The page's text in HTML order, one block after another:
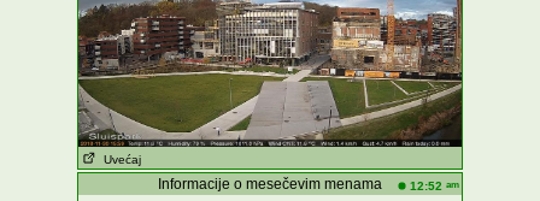
Uvećaj
Informacije o mesečevim menama 12:52 am